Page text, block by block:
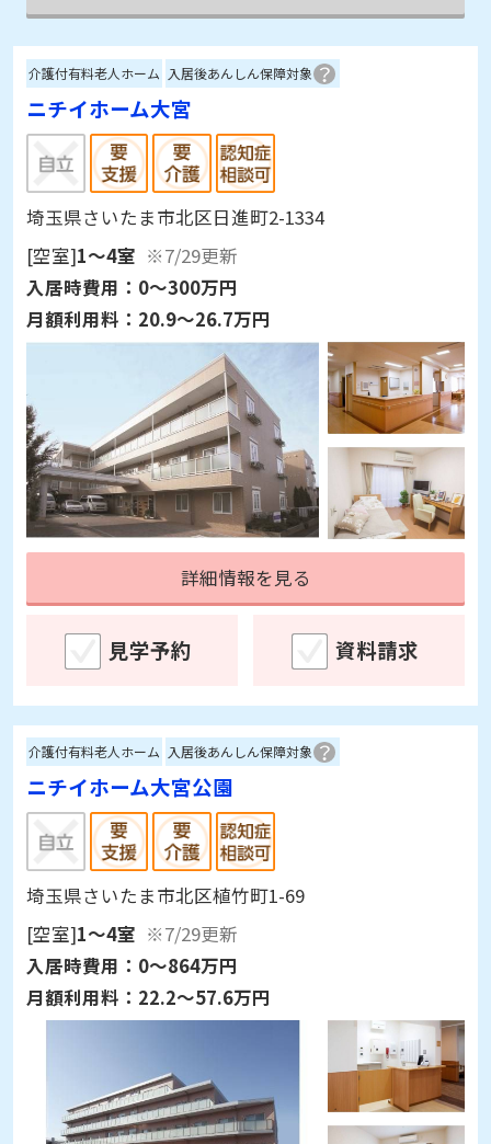
介護付有料老人ホーム 入居後あんしん保障対象
ニチイホーム大宮
埼玉県さいたま市北区日進町2-1334
[空室]1～4室 ※7/29更新
入居時費用： 0～300万円
月額利用料： 20.9～26.7万円
詳細情報を見る
見学予約 資料請求
介護付有料老人ホーム 入居後あんしん保障対象
ニチイホーム大宮公園
埼玉県さいたま市北区植竹町1-69
[空室]1～4室 ※7/29更新
入居時費用： 0～864万円
月額利用料： 22.2～57.6万円